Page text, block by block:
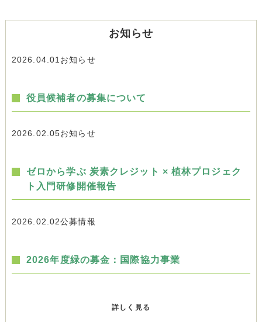
お知らせ
2026.04.01 お知らせ
役員候補者の募集について
2026.02.05お知らせ
ゼロから学ぶ 炭素クレジット × 植林プロジェク
ト入門研修開催報告
2026.02.02公募情報
2026年度緑の募金：国際協力事業
詳しく見る